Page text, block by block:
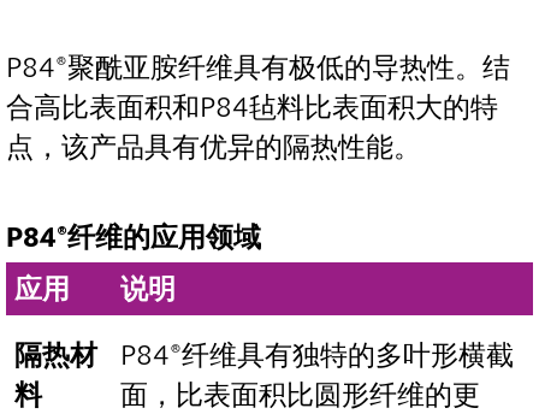
P84®聚酰亚胺纤维具有极低的导热性。结
合高比表面积和P84毡料比表面积大的特
点，该产品具有优异的隔热性能。
P84®纤维的应用领域
应用
说明
隔热材
料
P84®纤维具有独特的多叶形横截
面，比表面积比圆形纤维的更